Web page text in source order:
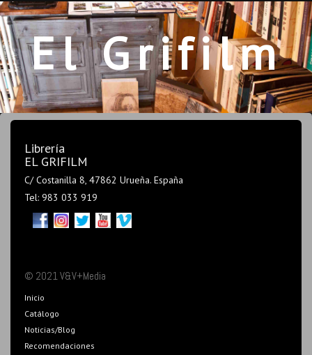
El Grifilm
Librería
EL GRIFILM
C/ Costanilla 8, 47862 Urueña. España
Tel: 983 033 919
© 2021 V&V+Media
Inicio
Catálogo
Noticias/Blog
Recomendaciones